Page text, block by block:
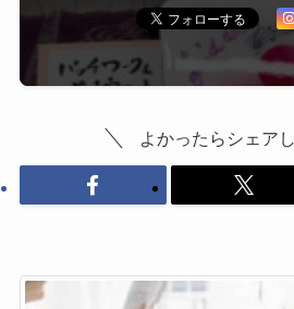
よかったらシェア